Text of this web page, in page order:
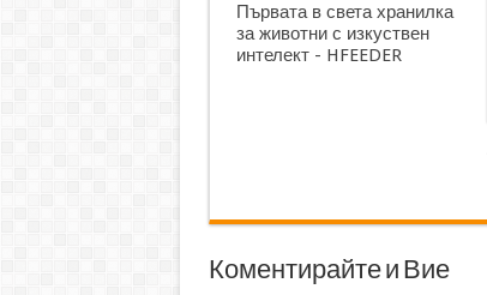
Първата в света хранилка
за животни с изкуствен
интелект - HFEEDER
Коментирайте и Вие